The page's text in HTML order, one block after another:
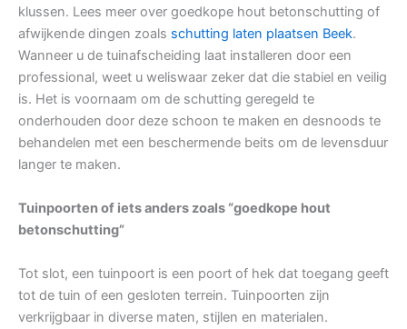
klussen. Lees meer over goedkope hout betonschutting of
afwijkende dingen zoals schutting laten plaatsen Beek.
Wanneer u de tuinafscheiding laat installeren door een
professional, weet u weliswaar zeker dat die stabiel en veilig
is. Het is voornaam om de schutting geregeld te
onderhouden door deze schoon te maken en desnoods te
behandelen met een beschermende beits om de levensduur
langer te maken.
Tuinpoorten of iets anders zoals “goedkope hout
betonschutting”
Tot slot, een tuinpoort is een poort of hek dat toegang geeft
tot de tuin of een gesloten terrein. Tuinpoorten zijn
verkrijgbaar in diverse maten, stijlen en materialen.